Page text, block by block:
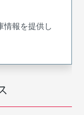
情報を提供し